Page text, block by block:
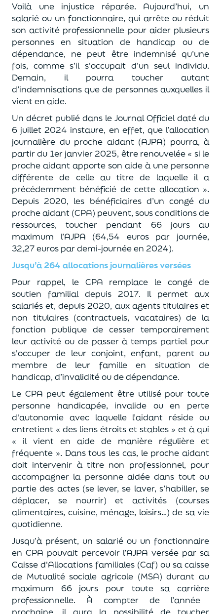
Voilà une injustice réparée. Aujourd’hui, un
salarié ou un fonctionnaire, qui arrête ou réduit
son activité professionnelle pour aider plusieurs
personnesen situation de handicap ou de
dépendance, ne peut être indemnisé qu’une
fois, comme s’il s'occupait d’un seul individu.
Demain, il pourra toucher autant
d’indemnisations que de personnes auxquelles il
vient en aide.
Un décret publié dans le Journal Officieldaté du
6 juillet 2024 instaure, en effet, que l’allocation
journalière du proche aidant (AJPA) pourra, à
partir du 1erjanvier 2025, être renouvelée « si le
proche aidant apporte son aide à une personne
différente de celle au titre de laquelle il a
précédemment bénéficié de cette allocation ».
Depuis 2020, les bénéficiaires d’un congé du
proche aidant (CPA) peuvent, sous conditions de
ressources, toucher pendant 66 jours au
maximum l’AJPA (64,54 euros par journée,
32,27 euros par demi-journée en 2024).
Jusqu’à 264 allocations journalières versées
Pour rappel, le CPA remplace le congé de
soutien familial depuis 2017. Ilpermet aux
salariéset,depuis 2020, aux agents titulaires et
non titulaires (contractuels, vacataires) de la
fonction publique de cesser temporairement
leur activité ou de passer à temps partiel pour
s'occuperde leurconjoint, enfant, parentou
membre de leur famille en situation de
handicap, d’invalidité ou de dépendance.
Le CPA peut également être utilisé pour toute
personne handicapée, invalide ou en perte
d'autonomie avec laquelle l’aidant réside ou
entretient « des liens étroits et stables » et à qui
« il vient en aide de manière régulière et
fréquente ». Dans tous les cas, le proche aidant
doit intervenir à titre non professionnel, pour
accompagner la personne aidée dans tout ou
partie des actes (se lever, se laver, s’habiller, se
déplacer, se nourrir)et activités (courses
alimentaires, cuisine, ménage, loisirs…) de sa vie
quotidienne.
Jusqu’à présent, un salarié ou un fonctionnaire
en CPA pouvait percevoir l’AJPAversée par sa
Caisse d'Allocations familiales (Caf) ou sa caisse
de Mutualité sociale agricole (MSA)durant au
maximum 66 jours pour toute sa carrière
professionnelle. À compter de l’année